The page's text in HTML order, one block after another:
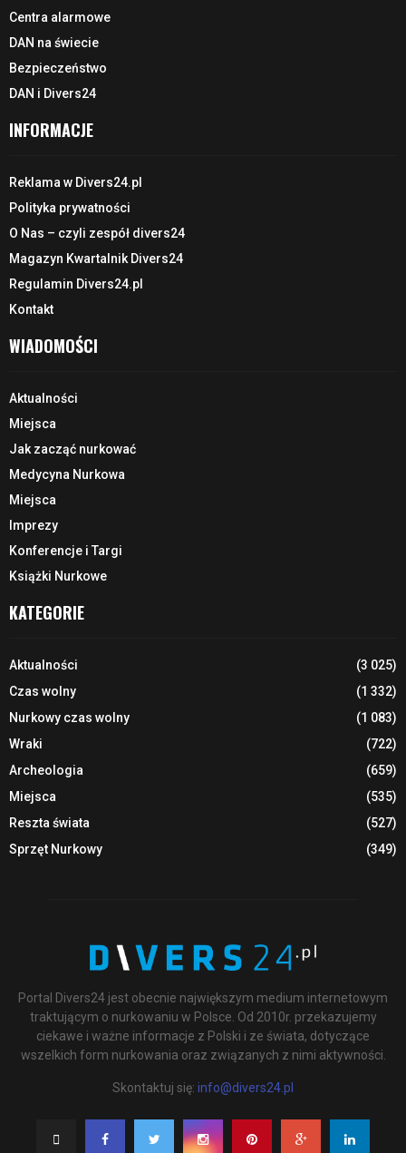
Centra alarmowe
DAN na świecie
Bezpieczeństwo
DAN i Divers24
INFORMACJE
Reklama w Divers24.pl
Polityka prywatności
O Nas – czyli zespół divers24
Magazyn Kwartalnik Divers24
Regulamin Divers24.pl
Kontakt
WIADOMOŚCI
Aktualności
Miejsca
Jak zacząć nurkować
Medycyna Nurkowa
Miejsca
Imprezy
Konferencje i Targi
Książki Nurkowe
KATEGORIE
Aktualności
(3 025)
Czas wolny
(1 332)
Nurkowy czas wolny
(1 083)
Wraki
(722)
Archeologia
(659)
Miejsca
(535)
Reszta świata
(527)
Sprzęt Nurkowy
(349)
Portal Divers24 jest obecnie największym medium internetowym
traktującym o nurkowaniu w Polsce. Od 2010r. przekazujemy
ciekawe i ważne informacje z Polski i ze świata, dotyczące
wszelkich form nurkowania oraz związanych z nimi aktywności.
Skontaktuj się: info@divers24.pl